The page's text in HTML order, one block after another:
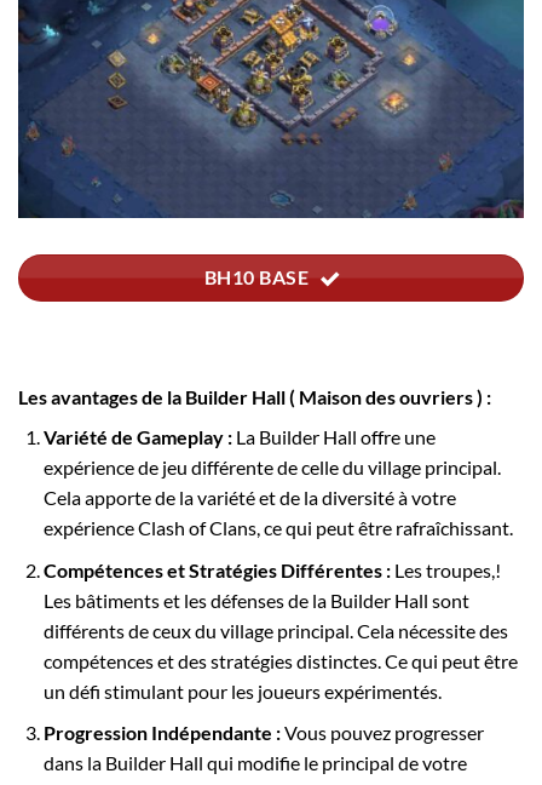
BH10 BASE
Les avantages de la Builder Hall ( Maison des ouvriers ) :
Variété de Gameplay :La Builder Hall offre une
expérience de jeu différente de celle du village principal.
Cela apporte de la variété et de la diversité à votre
expérience Clash of Clans, ce qui peut être rafraîchissant.
Compétences et Stratégies Différentes :Les troupes,!
Les bâtiments et les défenses de la Builder Hall sont
différents de ceux du village principal. Cela nécessite des
compétences et des stratégies distinctes. Ce qui peut être
un défi stimulant pour les joueurs expérimentés.
Progression Indépendante :Vous pouvez progresser
dans la Builder Hall qui modifie le principal de votre